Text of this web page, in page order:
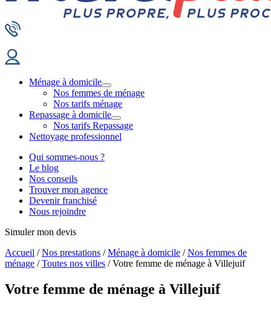
Ménage à domicile
Nos femmes de ménage
Nos tarifs ménage
Repassage à domicile
Nos tarifs Repassage
Nettoyage professionnel
Qui sommes-nous ?
Le blog
Nos conseils
Trouver mon agence
Devenir franchisé
Nous rejoindre
Simuler mon devis
Accueil /Nos prestations /Ménage à domicile /Nos femmes de
ménage /Toutes nos villes /Votre femme de ménage à Villejuif
Votre femme de ménage à Villejuif